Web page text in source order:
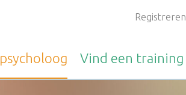
Registreren
psycholoog Vind een training